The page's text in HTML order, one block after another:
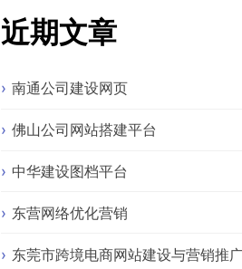
近期文章
南通公司建设网页
佛山公司网站搭建平台
中华建设图档平台
东营网络优化营销
东莞市跨境电商网站建设与营销推